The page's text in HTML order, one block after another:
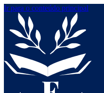
Ir para o conteúdo principal